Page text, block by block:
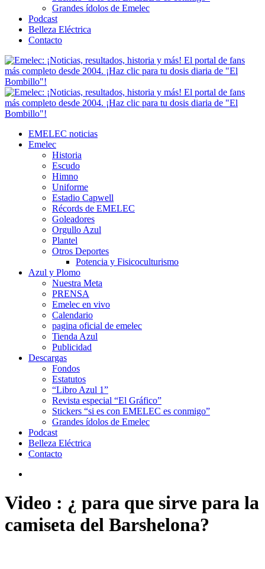
Grandes ídolos de Emelec
Podcast
Belleza Eléctrica
Contacto
EMELEC noticias
Emelec
Historia
Escudo
Himno
Uniforme
Estadio Capwell
Récords de EMELEC
Goleadores
Orgullo Azul
Plantel
Otros Deportes
Potencia y Fisicoculturismo
Azul y Plomo
Nuestra Meta
PRENSA
Emelec en vivo
Calendario
pagina oficial de emelec
Tienda Azul
Publicidad
Descargas
Fondos
Estatutos
“Libro Azul 1”
Revista especial “El Gráfico”
Stickers “si es con EMELEC es conmigo”
Grandes ídolos de Emelec
Podcast
Belleza Eléctrica
Contacto
Video : ¿ para que sirve para la
camiseta del Barshelona?